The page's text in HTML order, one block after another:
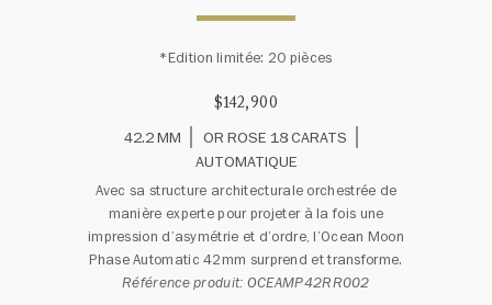
*Edition limitée: 20 pièces
$142,900
42.2 MM
OR ROSE 18 CARATS
AUTOMATIQUE
Avec sa structure architecturale orchestrée de
manière experte pour projeter à la fois une
impression d’asymétrie et d’ordre, l’Ocean Moon
Phase Automatic 42mm surprend et transforme.
Référence produit: OCEAMP42RR002